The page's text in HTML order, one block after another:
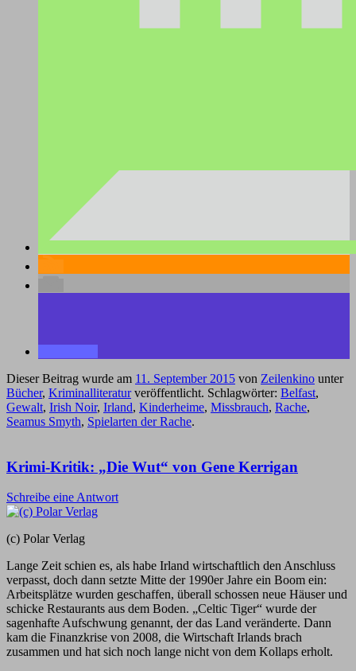
Dieser Beitrag wurde am 11. September 2015 von Zeilenkino unter
Bücher, Kriminalliteraturveröffentlicht. Schlagwörter: Belfast,
Gewalt, Irish Noir, Irland, Kinderheime, Missbrauch, Rache,
Seamus Smyth, Spielarten der Rache.
Krimi-Kritik: „Die Wut“ von Gene Kerrigan
Schreibe eine Antwort
(c) Polar Verlag
Lange Zeit schien es, als habe Irland wirtschaftlich den Anschluss
verpasst, doch dann setzte Mitte der 1990er Jahre ein Boom ein:
Arbeitsplätze wurden geschaffen, überall schossen neue Häuser und
schicke Restaurants aus dem Boden. „Celtic Tiger“ wurde der
sagenhafte Aufschwung genannt, der das Land veränderte. Dann
kam die Finanzkrise von 2008, die Wirtschaft Irlands brach
zusammen und hat sich noch lange nicht von dem Kollaps erholt.